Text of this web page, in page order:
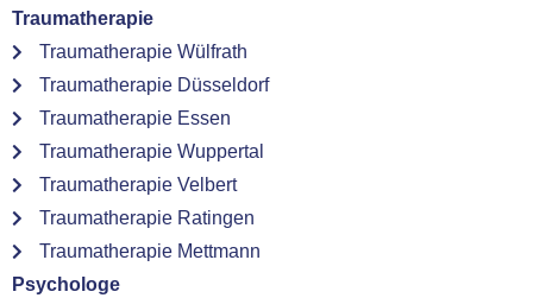
Traumatherapie
Traumatherapie Wülfrath
Traumatherapie Düsseldorf
Traumatherapie Essen
Traumatherapie Wuppertal
Traumatherapie Velbert
Traumatherapie Ratingen
Traumatherapie Mettmann
Psychologe